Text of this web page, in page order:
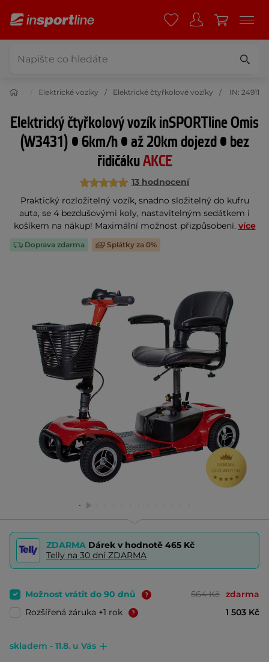
krása Elektrické vozíky Elektrické čtyřkolové vozíky IN: 24911
Elektrický čtyřkolový vozík inSPORTline Omis
(W3431) • 6km/h • až 20km dojezd • bez
řidičákuAKCE
13 hodnocení
Praktický rozložitelný vozík, snadno složitelný do kufru
auta, se 4 bezdušovými koly, nastavitelným sedátkem i
košíkem na nákup! Maximální možnost přizpůsobení. více
Doprava zdarma Splátky za 0%
ZDARMA Dárek v hodnotě 465 Kč
Telly na 30 dní ZDARMA
Možnost vrátit do 90 dnů 564 Kč zdarma
Rozšířená záruka +1 rok
1 503 Kč
skladem - 11.8. u Vás